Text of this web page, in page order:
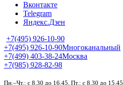
Вконтакте
Telegram
Яндекс.Дзен
+7(495) 926-10-90
+7(495) 926-10-90Многоканальный
+7(499) 403-38-24Москва
+7(985) 928-82-98
Пн.–Чт.: с 8.30 до 16.45, Пт.: с 8.30 до 15.45